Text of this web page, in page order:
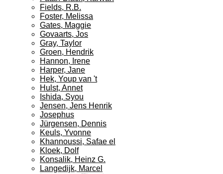
Fields, R.B.
Foster, Melissa
Gates, Maggie
Govaarts, Jos
Gray, Taylor
Groen, Hendrik
Hannon, Irene
Harper, Jane
Hek, Youp van 't
Hulst, Annet
Ishida, Syou
Jensen, Jens Henrik
Josephus
Jürgensen, Dennis
Keuls, Yvonne
Khannoussi, Safae el
Kloek, Dolf
Konsalik, Heinz G.
Langedijk, Marcel